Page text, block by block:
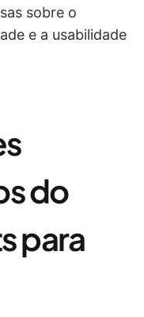
sobre o
e a usabilidade
do
para